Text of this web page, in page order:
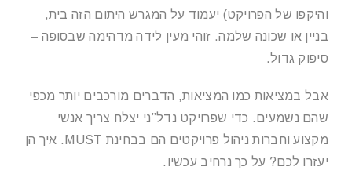
והיקפו של הפרויקט) יעמוד על המגרש היתום הזה בית,
בניין או שכונה שלמה. זוהי מעין לידה מדהימה שבסופה –
סיפוק גדול.
אבל במציאות כמו המציאות, הדברים מורכבים יותר מכפי
שהם נשמעים. כדי שפרויקט נדל”ני יצלח צריך אנשי
מקצוע וחברות ניהול פרויקטים הם בבחינת MUST. איך הן
יעזרו לכם? על כך נרחיב עכשיו.